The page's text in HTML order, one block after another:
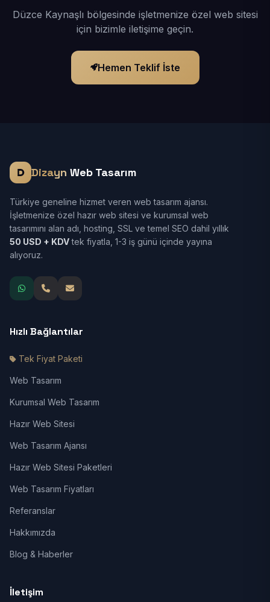
Düzce Kaynaşlı bölgesinde işletmenize özel web sitesi
için bizimle iletişime geçin.
Hemen Teklif İste
Dizayn Web Tasarım
Türkiye geneline hizmet veren web tasarım ajansı.
İşletmenize özel hazır web sitesi ve kurumsal web
tasarımını alan adı, hosting, SSL ve temel SEO dahil yıllık
50 USD + KDVtek fiyatla, 1-3 iş günü içinde yayına
alıyoruz.
Hızlı Bağlantılar
Tek Fiyat Paketi
Web Tasarım
Kurumsal Web Tasarım
Hazır Web Sitesi
Web Tasarım Ajansı
Hazır Web Sitesi Paketleri
Web Tasarım Fiyatları
Referanslar
Hakkımızda
Blog & Haberler
İletişim